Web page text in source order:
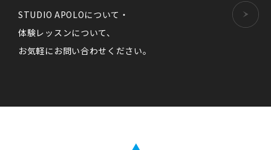
STUDIO APOLOについて・
体験レッスンについて、
お気軽にお問い合わせください。